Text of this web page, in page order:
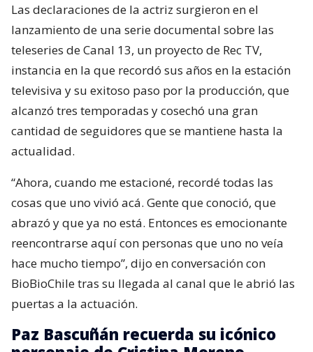
Las declaraciones de la actriz surgieron en el
lanzamiento de una serie documental sobre las
teleseries de Canal 13, un proyecto de Rec TV,
instancia en la que recordó sus años en la estación
televisiva y su exitoso paso por la producción, que
alcanzó tres temporadas y cosechó una gran
cantidad de seguidores que se mantiene hasta la
actualidad.
“Ahora, cuando me estacioné, recordé todas las
cosas que uno vivió acá. Gente que conoció, que
abrazó y que ya no está. Entonces es emocionante
reencontrarse aquí con personas que uno no veía
hace mucho tiempo”, dijo en conversación con
BioBioChile tras su llegada al canal que le abrió las
puertas a la actuación.
Paz Bascuñán recuerda su icónico